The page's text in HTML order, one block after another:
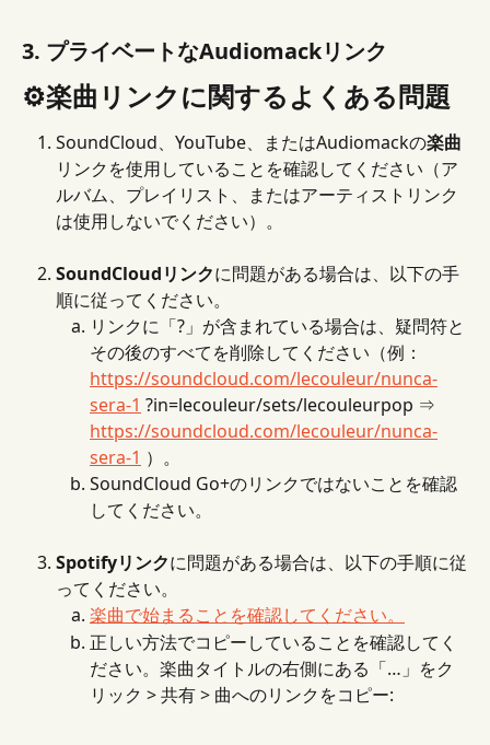
3. プライベートなAudiomackリンク
⚙️楽曲リンクに関するよくある問題
SoundCloud、YouTube、またはAudiomackの楽曲
リンクを使用していることを確認してください（ア
ルバム、プレイリスト、またはアーティストリンク
は使用しないでください）。
SoundCloudリンクに問題がある場合は、以下の手
順に従ってください。
リンクに「?」が含まれている場合は、疑問符と
その後のすべてを削除してください（例：
https://soundcloud.com/lecouleur/nunca-
sera-1 ?in=lecouleur/sets/lecouleurpop ⇒
https://soundcloud.com/lecouleur/nunca-
sera-1 ）。
SoundCloud Go+のリンクではないことを確認
してください。
Spotifyリンクに問題がある場合は、以下の手順に従
ってください。
楽曲で始まることを確認してください。
正しい方法でコピーしていることを確認してく
ださい。楽曲タイトルの右側にある「…」をク
リック > 共有 > 曲へのリンクをコピー: